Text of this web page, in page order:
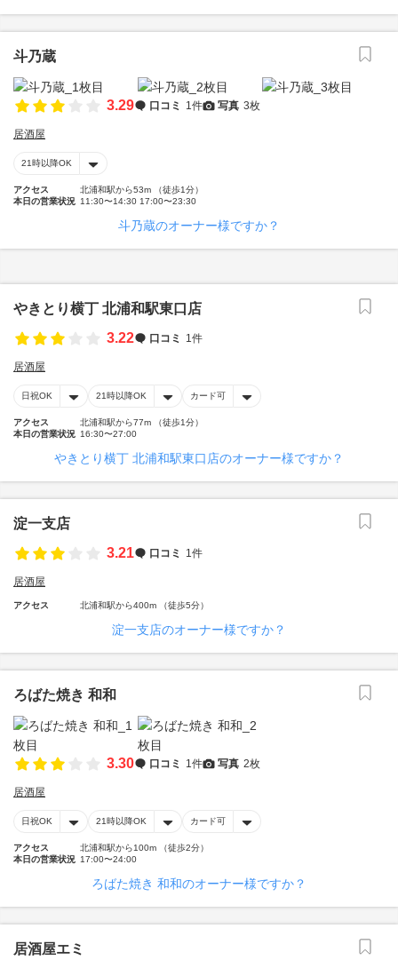
斗乃蔵
3.29 口コミ 1件 写真 3枚
居酒屋
21時以降OK
アクセス
北浦和駅から53m （徒歩1分）
本日の営業状況 11:30〜14:30 17:00〜23:30
斗乃蔵のオーナー様ですか？
やきとり横丁 北浦和駅東口店
3.22
口コミ 1件
居酒屋
日祝OK 21時以降OK カード可
アクセス
北浦和駅から77m （徒歩1分）
本日の営業状況 16:30〜27:00
やきとり横丁 北浦和駅東口店のオーナー様ですか？
淀一支店
3.21
口コミ 1件
居酒屋
アクセス 北浦和駅から400m （徒歩5分）
淀一支店のオーナー様ですか？
ろばた焼き 和和
3.30 口コミ 1件 写真 2枚
居酒屋
日祝OK 21時以降OK カード可
アクセス
北浦和駅から100m （徒歩2分）
本日の営業状況 17:00〜24:00
ろばた焼き 和和のオーナー様ですか？
居酒屋エミ